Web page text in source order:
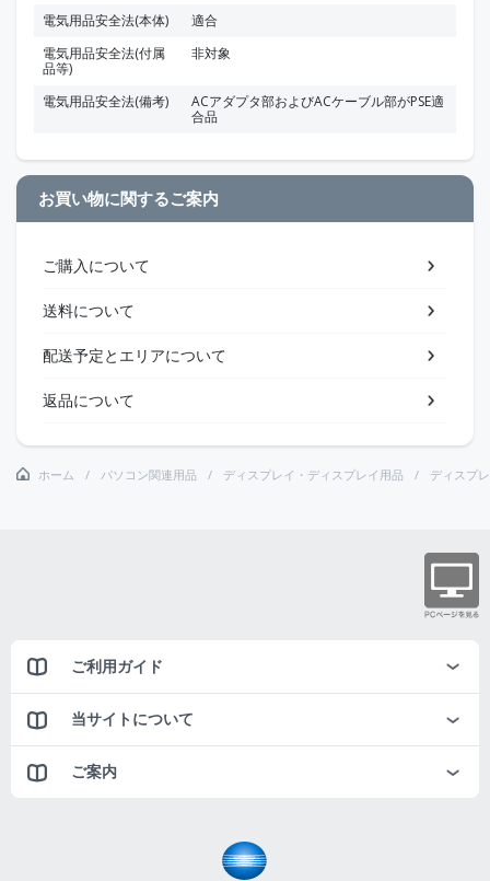
電気用品安全法(本体)
適合
電気用品安全法(付属
品等)
非対象
電気用品安全法(備考)
ACアダプタ部およびACケーブル部がPSE適
合品
お買い物に関するご案内
ご購入について
送料について
配送予定とエリアについて
返品について
ホーム パソコン関連用品 ディスプレイ・ディスプレイ用品 ディスプ
ご利用ガイド
当サイトについて
ご案内